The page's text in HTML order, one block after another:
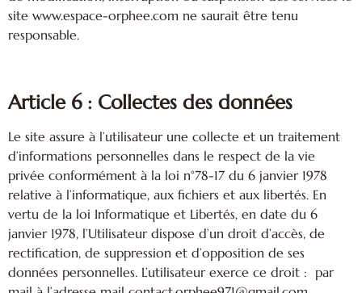
site www.espace-orphee.com ne saurait être tenu
responsable.
Article 6 : Collectes des données
Le site assure à l’utilisateur une collecte et un traitement
d’informations personnelles dans le respect de la vie
privée conformément à la loi n°78-17 du 6 janvier 1978
relative à l’informatique, aux fichiers et aux libertés. En
vertu de la loi Informatique et Libertés, en date du 6
janvier 1978, l’Utilisateur dispose d’un droit d’accès, de
rectification, de suppression et d’opposition de ses
données personnelles. L’utilisateur exerce ce droit : par